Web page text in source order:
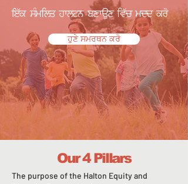
ਇੱਕ ਸੰਮਲਿਤ ਹਾਲਟਨ ਬਣਾਉਣ ਵਿੱਚ ਮਦਦ ਕਰੋ
ਹੁਣੇ ਸਮਰਥਨ ਕਰੋ
Our 4 Pillars
The purpose of the Halton Equity and